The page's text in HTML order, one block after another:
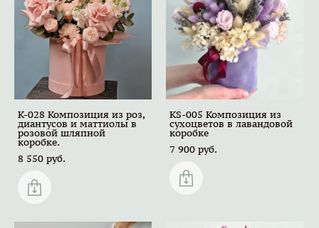
K-028 Композиция из роз,
диантусов и маттиолы в
розовой шляпной
коробке.
8 550 pуб.
KS-005 Композиция из
сухоцветов в лавандовой
коробке
7 900 pуб.